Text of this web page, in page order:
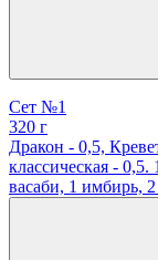
Сет №1
320 г
Дракон - 0,5,
классическая -
васаби, 1 имбирь,